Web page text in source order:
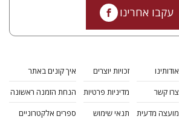
עקבו אחרינו
אודותינו
צרו קשר
מועצה מדעית
זכויות יוצרים
מדיניות פרטיות
תנאי שימוש
איך קונים באתר
הנחת הזמנה ראשונה
ספרים אלקטרוניים